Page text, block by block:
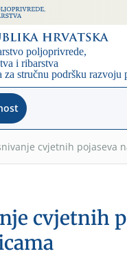
cvjetnih pojaseva
cvjetnih